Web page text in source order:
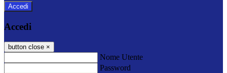
Accedi
Accedi
button close ×
Nome Utente
Password